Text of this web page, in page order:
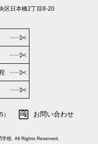
区日本橋2丁目8-20
） お問い合わせ
校. All Rights Reserved.